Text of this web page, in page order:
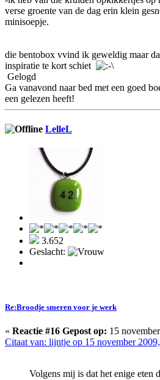
verse groente van de dag erin klein
minisoepje.
die bentobox vvind ik geweldig maar
inspiratie te kort schiet
Gelogd
Ga vanavond naar bed met een goed
een gelezen heeft!
LelleL
3.652
Geslacht:
Re:Broodje smeren voor je werk
« Reactie #16 Gepost op: 15
Citaat van: lijntje op 15 november
Volgens mij is dat het enige eten